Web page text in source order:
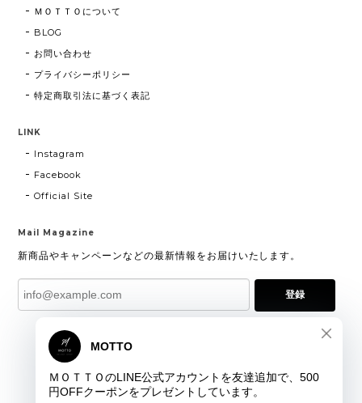
ＭＯＴＴＯについて
BLOG
お問い合わせ
プライバシーポリシー
特定商取引法に基づく表記
LINK
Instagram
Facebook
Official Site
Mail Magazine
新商品やキャンペーンなどの最新情報をお届けいたします。
登録